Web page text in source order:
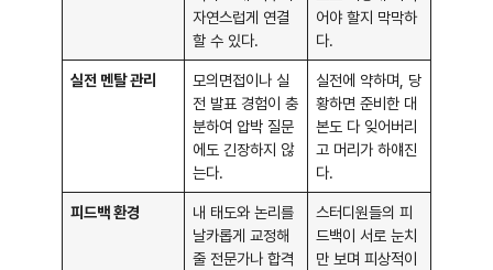
자연스럽게 연결
할 수 있다.
어야 할지 막막하
다.
실전 멘탈 관리
모의면접이나 실
전 발표 경험이 충
분하여 압박 질문
에도 긴장하지 않
는다.
실전에 약하며, 당
황하면 준비한 대
본도 다 잊어버리
고 머리가 하얘진
다.
피드백 환경
내 태도와 논리를
날카롭게 교정해
줄 전문가나 합격
스터디원들의 피
드백이 서로 눈치
만 보며 피상적이